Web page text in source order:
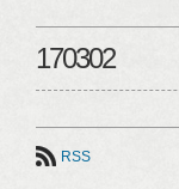
170302
RSS